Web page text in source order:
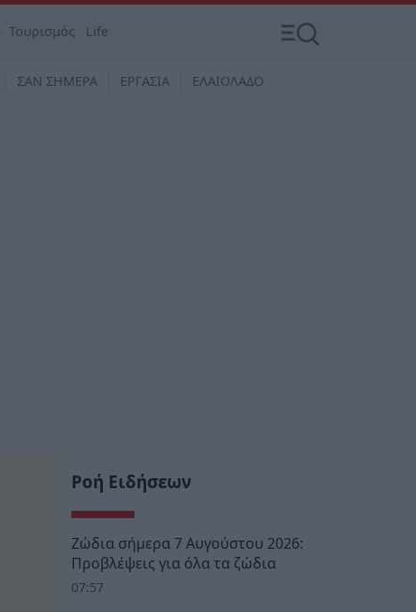
Τουρισμός Life
ΣΑΝ ΣΗΜΕΡΑ ΕΡΓΑΣΙΑ ΕΛΑΙΟΛΑΔΟ
Ροή Ειδήσεων
Ζώδια σήμερα 7 Αυγούστου 2026:
Προβλέψεις για όλα τα ζώδια
07:57